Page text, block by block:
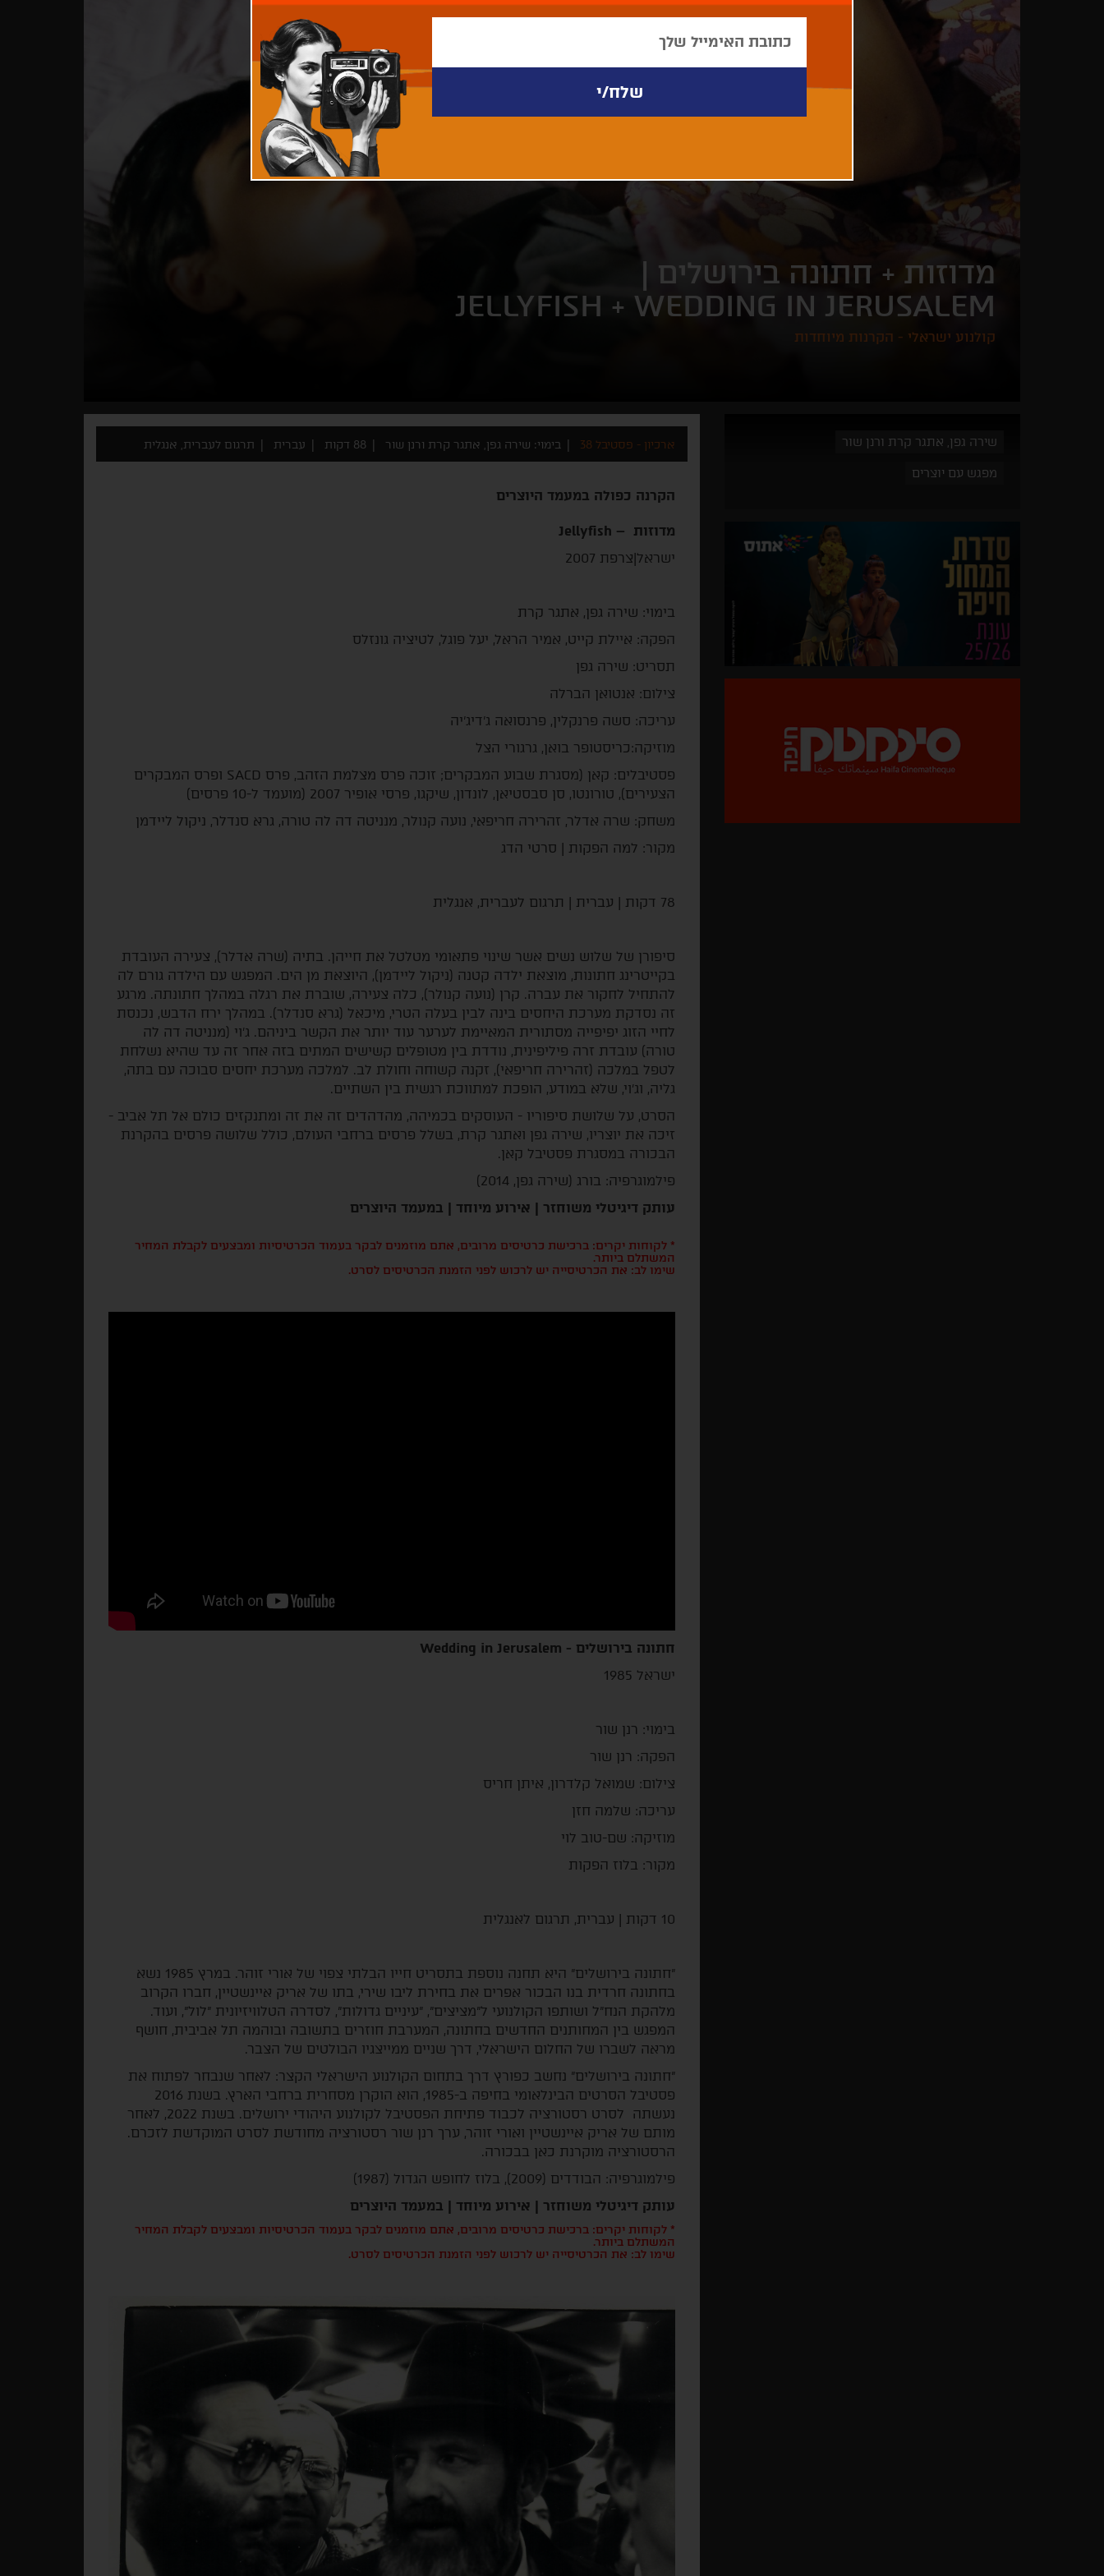
מדוזות + חתונה בירושלים |
JELLYFISH + WEDDING IN JERUSALEM
קולנוע ישראלי - הקרנות מיוחדות
שירה גפן, אתגר קרת ורנן שור
מפגש עם יוצרים
ארכיון - פסטיבל 38 בימוי: שירה גפן, אתגר קרת ורנן שור 88 דקות עברית תרגום לעברית, אנגלית
הקרנה כפולה במעמד היוצרים
מדוזות – Jellyfish
ישראל|צרפת 2007
בימוי: שירה גפן, אתגר קרת
הפקה: איילת קייט, אמיר הראל, יעל פוגל, לטיציה גונזלס
תסריט: שירה גפן
צילום: אנטואן הברלה
עריכה: סשה פרנקלין, פרנסואה ג'דיג'יה
מוזיקה:כריסטופר בואן, גרגורי הצל
פסטיבלים: קאן (מסגרת שבוע המבקרים; זוכה פרס מצלמת הזהב, פרס SACD ופרס המבקרים
הצעירים), טורונטו, סן סבסטיאן, לונדון, שיקגו, פרסי אופיר 2007 (מועמד ל-10 פרסים)
משחק: שרה אדלר, זהרירה חריפאי, נועה קנולר, מנניטה דה לה טורה, גרא סנדלר, ניקול ליידמן
מקור: למה הפקות | סרטי הדג
78 דקות | עברית | תרגום לעברית, אנגלית
סיפורן של שלוש נשים אשר שינוי פתאומי מטלטל את חייהן. בתיה (שרה אדלר), צעירה העובדת
בקייטרינג חתונות, מוצאת ילדה קטנה (ניקול ליידמן), היוצאת מן הים. המפגש עם הילדה גורם לה
להתחיל לחקור את עברה. קרן (נועה קנולר), כלה צעירה, שוברת את רגלה במהלך חתונתה. מרגע
זה נסדקת מערכת היחסים בינה לבין בעלה הטרי, מיכאל (גרא סנדלר). במהלך ירח הדבש, נכנסת
לחיי הזוג יפיפייה מסתורית המאיימת לערער עוד יותר את הקשר ביניהם. ג׳וי (מנניטה דה לה
טורה) עובדת זרה פיליפינית, נודדת בין מטופלים קשישים המתים בזה אחר זה עד שהיא נשלחת
לטפל במלכה (זהרירה חריפאי), זקנה קשוחה וחולת לב. למלכה מערכת יחסים סבוכה עם בתה,
גליה, וג׳וי, שלא במודע, הופכת למתווכת רגשית בין השתיים.
הסרט, על שלושת סיפוריו - העוסקים בכמיהה, מהדהדים זה את זה ומתנקזים כולם אל תל אביב -
זיכה את יוצריו, שירה גפן ואתגר קרת, בשלל פרסים ברחבי העולם, כולל שלושה פרסים בהקרנת
הבכורה במסגרת פסטיבל קאן.
פילמוגרפיה: בורג (שירה גפן, 2014)
עותק דיגיטלי משוחזר | אירוע מיוחד | במעמד היוצרים
* לקוחות יקרים: ברכישת כרטיסים מרובים, אתם מוזמנים לבקר בעמוד הכרטיסיות ומבצעים לקבלת המחיר
המשתלם ביותר.
שימו לב: את הכרטיסייה יש לרכוש לפני הזמנת הכרטיסים לסרט.
חתונה בירושלים - Wedding in Jerusalem
ישראל 1985
בימוי: רנן שור
הפקה: רנן שור
צילום: שמואל קלדרון, איתן חריס
עריכה: שלמה חזן
מוזיקה: שם-טוב לוי
מקור: בלוז הפקות
10 דקות | עברית, תרגום לאנגלית
"חתונה בירושלים" היא תחנה נוספת בתסריט חייו הבלתי צפוי של אורי זוהר. במרץ 1985 נשא
בחתונה חרדית בנו הבכור אפרים את בחירת ליבו שירי, בתו של אריק איינשטיין, חברו הקרוב
מלהקת הנח"ל ושותפו הקולנועי ל"מציצים", "עיניים גדולות", לסדרה הטלוויזיונית "לול", ועוד.
המפגש בין המחותנים החדשים בחתונה, המערבת חוזרים בתשובה ובוהמה תל אביבית, חושף
מראה לשברו של החלום הישראלי, דרך שניים ממייצגיו הבולטים של הצבר.
"חתונה בירושלים" נחשב כפורץ דרך בתחום הקולנוע הישראלי הקצר: לאחר שנבחר לפתוח את
פסטיבל הסרטים הבינלאומי בחיפה ב-1985, הוא הוקרן מסחרית ברחבי הארץ. בשנת 2016
נעשתה לסרט רסטורציה לכבוד פתיחת הפסטיבל לקולנוע היהודי ירושלים. בשנת 2022, לאחר
מותם של אריק איינשטיין ואורי זוהר, ערך רנן שור רסטורציה מחודשת לסרט המוקדשת לזכרם.
הרסטורציה מוקרנת כאן בבכורה.
פילמוגרפיה: הבודדים (2009), בלוז לחופש הגדול (1987)
עותק דיגיטלי משוחזר | אירוע מיוחד | במעמד היוצרים
* לקוחות יקרים: ברכישת כרטיסים מרובים, אתם מוזמנים לבקר בעמוד הכרטיסיות ומבצעים לקבלת המחיר
המשתלם ביותר.
שימו לב: את הכרטיסייה יש לרכוש לפני הזמנת הכרטיסים לסרט.